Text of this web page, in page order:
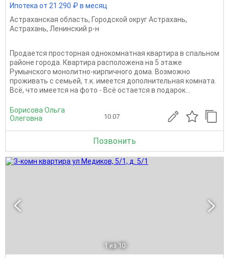
Ипотека от 21 290 ₽ в месяц
Астраханская область, Городской округ Астрахань,
Астрахань, Ленинский р-н
Продается просторная однокомнатная квартира в спальном
районе города. Квартира расположена на 5 этаже
Румынского монолитно-кирпичного дома. Возможно
проживать с семьей, т.к. имеется дополнительная комната.
Всё, что имеется на фото - Всё остается в подарок...
Борисова Ольга
Олеговна
10.07
Позвонить
1 из 10